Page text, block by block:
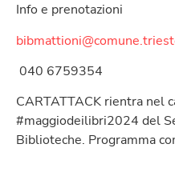
Info e prenotazioni
040 6759354
CARTATTACK rientra nel
#maggiodeilibri2024 del
Biblioteche. Programma